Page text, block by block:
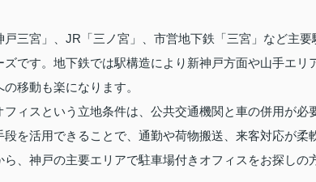
戸三宮」、JR「三ノ宮」、市営地下鉄「三宮」など主
ズです。地下鉄では駅構造により新神戸方面や山手エ
移動も楽になります。
フィスという立地条件は、公共交通機関と車の併用が
段を活用できることで、通勤や荷物搬送、来客対応が柔
ら、神戸の主要エリアで駐車場付きオフィスをお探し